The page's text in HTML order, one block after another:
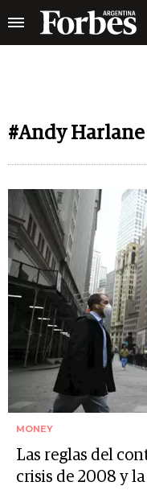
#Andy Harlane
MONEY
Las reglas del
crisis de 2008 y